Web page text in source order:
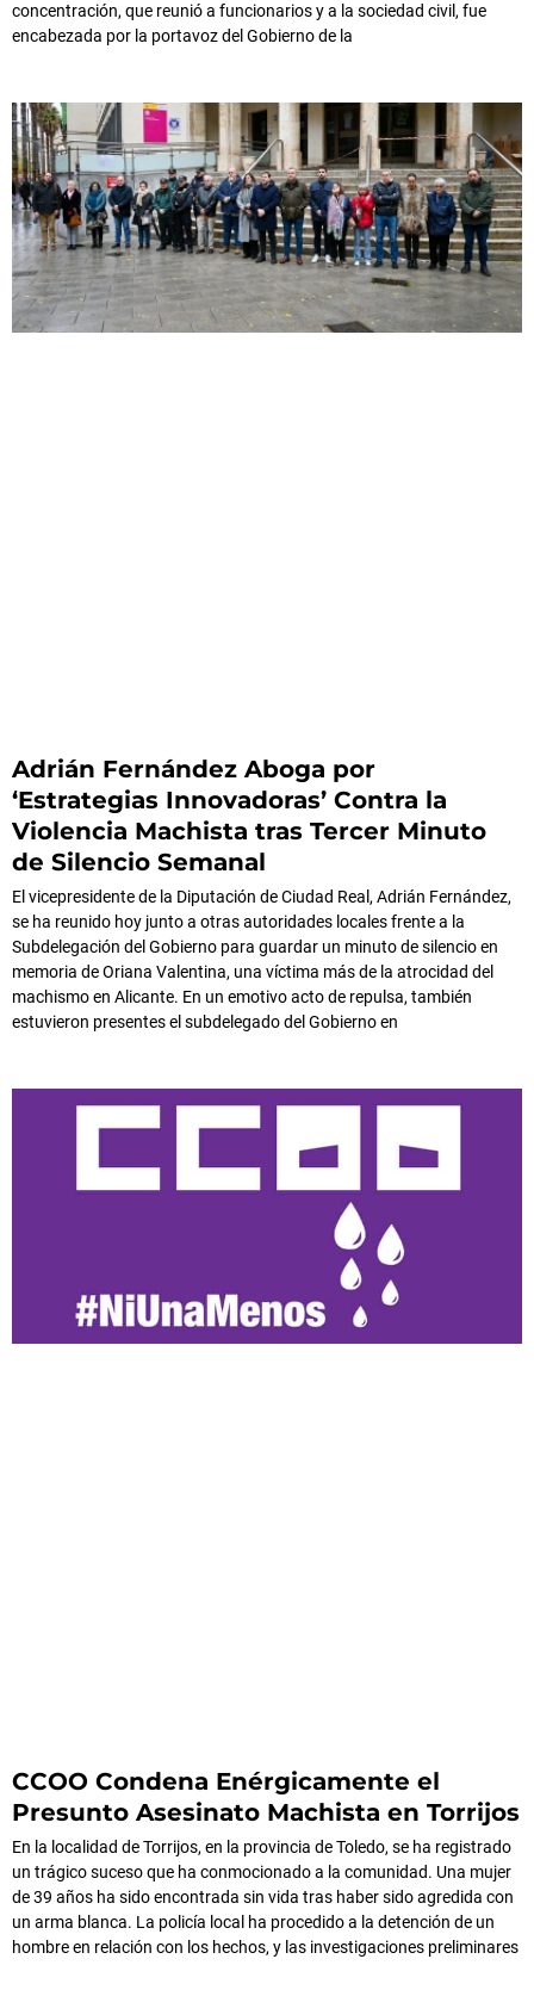
concentración, que reunió a funcionarios y a la sociedad civil, fue
encabezada por la portavoz del Gobierno de la
Adrián Fernández Aboga por
‘Estrategias Innovadoras’ Contra la
Violencia Machista tras Tercer Minuto
de Silencio Semanal
El vicepresidente de la Diputación de Ciudad Real, Adrián Fernández,
se ha reunido hoy junto a otras autoridades locales frente a la
Subdelegación del Gobierno para guardar un minuto de silencio en
memoria de Oriana Valentina, una víctima más de la atrocidad del
machismo en Alicante. En un emotivo acto de repulsa, también
estuvieron presentes el subdelegado del Gobierno en
CCOO Condena Enérgicamente el
Presunto Asesinato Machista en Torrijos
En la localidad de Torrijos, en la provincia de Toledo, se ha registrado
un trágico suceso que ha conmocionado a la comunidad. Una mujer
de 39 años ha sido encontrada sin vida tras haber sido agredida con
un arma blanca. La policía local ha procedido a la detención de un
hombre en relación con los hechos, y las investigaciones preliminares